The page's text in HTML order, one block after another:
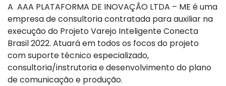
A AAA PLATAFORMA DE INOVAÇÃO LTDA – ME é uma
empresa de consultoria contratada para auxiliar na
execução do Projeto Varejo Inteligente Conecta
Brasil 2022. Atuará em todos os focos do projeto
com suporte técnico especializado,
consultoria/instrutoria e desenvolvimento do plano
de comunicação e produção.